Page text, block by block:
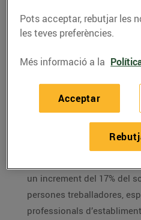
que les
assolint una
en només 4 anys.
milions d’euros
Les Masies de Voltregà, 27
El Grup Bon Preu posa en
un increment del 17% del
persones treballadores,
professionals
Pots acceptar, rebutjar les
les teves preferències.
Més informació a la
Acceptar